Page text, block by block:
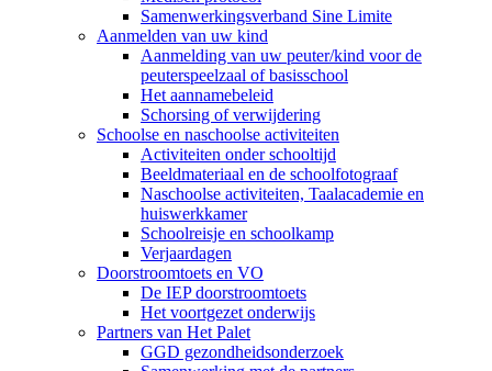
Samenwerkingsverband Sine Limite
Aanmelden van uw kind
Aanmelding van uw peuter/kind voor de
peuterspeelzaal of basisschool
Het aannamebeleid
Schorsing of verwijdering
Schoolse en naschoolse activiteiten
Activiteiten onder schooltijd
Beeldmateriaal en de schoolfotograaf
Naschoolse activiteiten, Taalacademie en
huiswerkkamer
Schoolreisje en schoolkamp
Verjaardagen
Doorstroomtoets en VO
De IEP doorstroomtoets
Het voortgezet onderwijs
Partners van Het Palet
GGD gezondheidsonderzoek